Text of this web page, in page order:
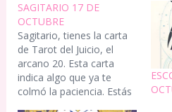
SAGITARIO 17 DE
OCTUBRE
Sagitario, tienes la carta
de Tarot del Juicio, el
arcano 20. Esta carta
indica algo que ya te
colmó la paciencia. Estás